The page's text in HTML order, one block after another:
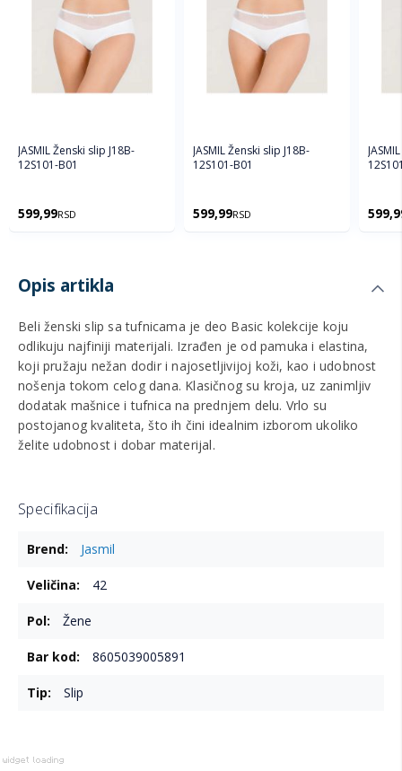
JASMIL Ženski slip J18B-
12S101-B01
599,99RSD
JASMIL Ženski slip J18B-
12S101-B01
599,99RSD
Opis artikla
Beli ženski slip sa tufnicama je deo Basic kolekcije koju
odlikuju najfiniji materijali. Izrađen je od pamuka i elastina,
koji pružaju nežan dodir i najosetljivijoj koži, kao i udobnost
nošenja tokom celog dana. Klasičnog su kroja, uz zanimljiv
dodatak mašnice i tufnica na prednjem delu. Vrlo su
postojanog kvaliteta, što ih čini idealnim izborom ukoliko
želite udobnost i dobar materijal.
Specifikacija
informacijaJasmil
42
Žene
8605039005891
Slip